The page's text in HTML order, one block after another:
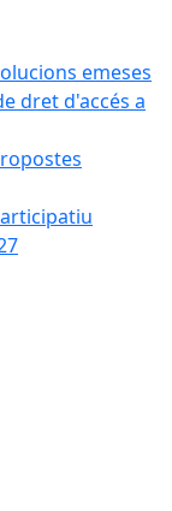
emeses
dret d'accés a